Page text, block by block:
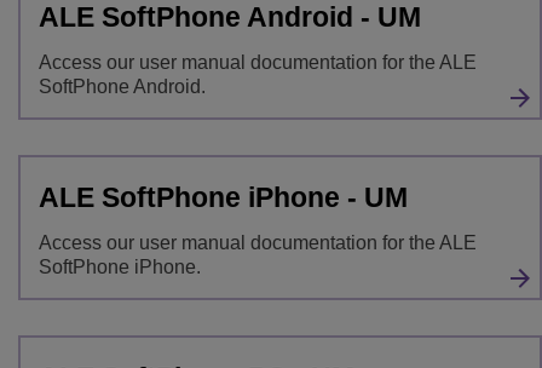
ALE SoftPhone Android - UM
Access our user manual documentation for the ALE
SoftPhone Android.
ALE SoftPhone iPhone - UM
Access our user manual documentation for the ALE
SoftPhone iPhone.